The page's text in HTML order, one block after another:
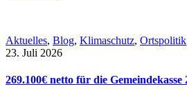
Aktuelles, Blog, Klimaschutz, Ortspolitik
23. Juli 2026
269.100€ netto für die Gemeindekasse